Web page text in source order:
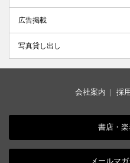
広告掲載
写真貸し出し
会社案内 | 採
書店・
メールマ